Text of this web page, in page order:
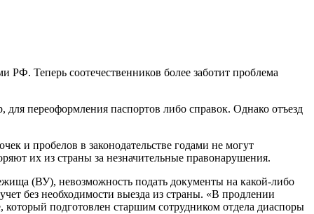
Теперь соотечественников более заботит проблема
переоформления паспортов либо справок. Однако отъезд
и пробелов в законодательстве годами не могут
их из страны за незначительные правонарушения.
(ВУ), невозможность подать документы на какой-либо
без необходимости выезда из страны. «В продлении
подготовлен старшим сотрудником отдела диаспоры